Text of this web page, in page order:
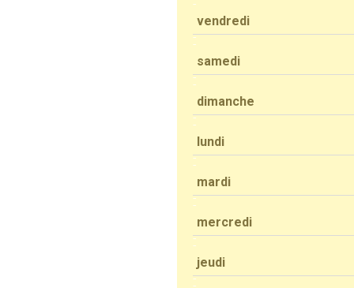
vendredi
samedi
dimanche
lundi
mardi
mercredi
jeudi